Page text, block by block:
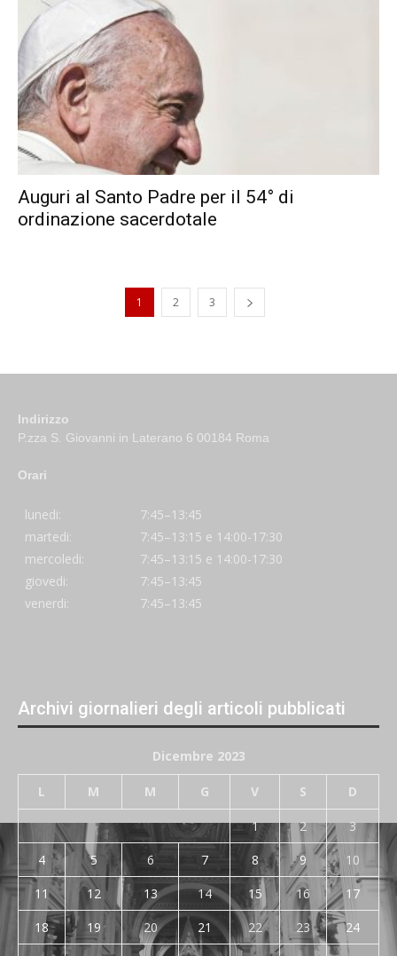
Auguri al Santo Padre per il 54° di
ordinazione sacerdotale
1 2 3
Indirizzo
P.zza S. Giovanni in Laterano 6 00184 Roma
Orari
lunedi:
7:45–13:45
martedi:
7:45–13:15 e 14:00-17:30
mercoledi:
7:45–13:15 e 14:00-17:30
giovedi:
7:45–13:45
venerdi:
7:45–13:45
Archivi giornalieri degli articoli pubblicati
Dicembre 2023
L M M G V S D
1 2
3
4
5 6 7 8 9
10
11
12 13 14 15 16
17
18
19 20 21 22 23
24